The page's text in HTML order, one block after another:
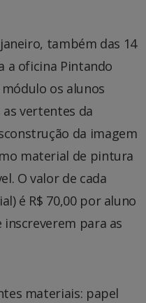
também das 14
a oficina Pintando
os alunos
vertentes da
da imagem
material de pintura
O valor de cada
é R$ 70,00 por aluno
inscreverem para as
materiais: papel